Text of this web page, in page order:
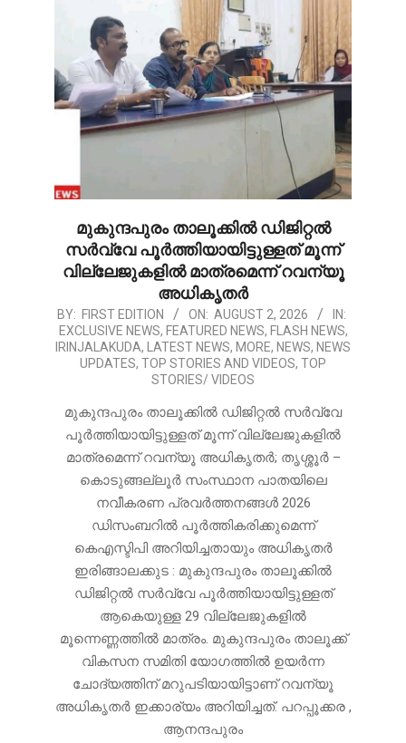
മുകുന്ദപുരം താലൂക്കിൽ ഡിജിറ്റൽ
സർവ്വേ പൂർത്തിയായിട്ടുള്ളത് മൂന്ന്
വില്ലേജുകളിൽ മാത്രമെന്ന് റവന്യൂ
അധികൃതർ
2026-
08-
BY: FIRST EDITION ON: AUGUST 2, 2026
IN:
EXCLUSIVE NEWS, FEATURED NEWS, FLASH NEWS,
IRINJALAKUDA, LATEST NEWS, MORE, NEWS, NEWS
UPDATES, TOP STORIES AND VIDEOS, TOP
STORIES/ VIDEOS
മുകുന്ദപുരം താലൂക്കിൽ ഡിജിറ്റൽ സർവ്വേ
പൂർത്തിയായിട്ടുള്ളത് മൂന്ന് വില്ലേജുകളിൽ
മാത്രമെന്ന് റവന്യൂ അധികൃതർ; തൃശ്ശൂർ –
കൊടുങ്ങല്ലൂർ സംസ്ഥാന പാതയിലെ
നവീകരണ പ്രവർത്തനങ്ങൾ 2026
ഡിസംബറിൽ പൂർത്തികരിക്കുമെന്ന്
കെഎസ്ടിപി അറിയിച്ചതായും അധികൃതർ
ഇരിങ്ങാലക്കുട : മുകുന്ദപുരം താലൂക്കിൽ
ഡിജിറ്റൽ സർവ്വേ പൂർത്തിയായിട്ടുള്ളത്
ആകെയുള്ള 29 വില്ലേജുകളിൽ
മൂന്നെണ്ണത്തിൽ മാത്രം. മുകുന്ദപുരം താലൂക്ക്
വികസന സമിതി യോഗത്തിൽ ഉയർന്ന
ചോദ്യത്തിന് മറുപടിയായിട്ടാണ് റവന്യൂ
അധികൃതർ ഇക്കാര്യം അറിയിച്ചത്. പറപ്പൂക്കര ,
ആനന്ദപുരം